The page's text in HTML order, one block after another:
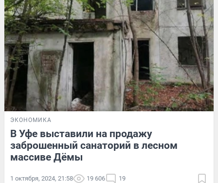
ЭКОНОМИКА
В Уфе выставили на продажу
заброшенный санаторий в лесном
массиве Дёмы
1 октября, 2024, 21:58 19 606 19